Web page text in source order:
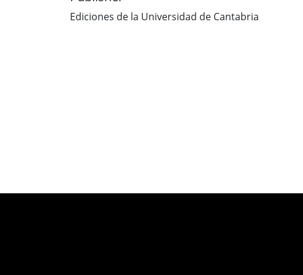
Ediciones de la Universidad de Cantabria